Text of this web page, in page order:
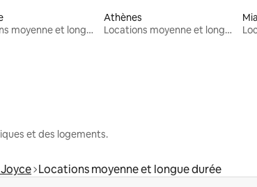
Locations moyenne et longue durée
Athènes
Locations moyenne et longue durée
et des logements.
Locations moyenne et longue durée